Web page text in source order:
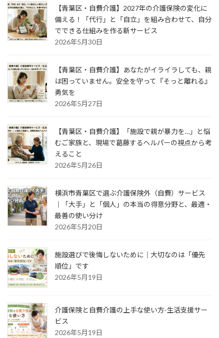
【青葉区・自費介護】2027年の介護保険の変化に
備える！「代行」と「自立」を組み合わせて、自分
でできる仕組みを作る新サービス
2026年5月30日
【青葉区・自費介護】あなたがイライラしても、親
は困っていません。安全を守って『そっと離れる』
勇気を
2026年5月27日
【青葉区・自費介護】「施設で親が暴力を…」と悩
むご家族と、現場で葛藤するヘルパーの視点から考
えること
2026年5月26日
横浜市青葉区で選ぶ介護保険外（自費）サービス
｜「大手」と「個人」の本当の得意分野と、最適・
最善の使い分け
2026年5月20日
施設選びで後悔しないために｜大切なのは「優先
順位」です
2026年5月19日
介護保険と自費介護の上手な使い方-生活支援サー
ビス
2026年5月19日